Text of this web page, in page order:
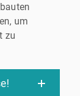
um
zu